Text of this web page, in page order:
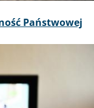
Państwowej